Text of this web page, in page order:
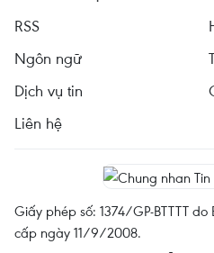
RSS
Ngôn ngữ
Dịch vụ tin
Liên hệ
Giấy phép số: 1374/GP-BTTTT
cấp ngày 11/9/2008.